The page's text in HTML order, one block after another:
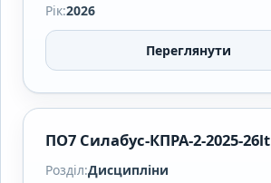
Рік:2026
Переглянути
ПО7 Силабус-КПРА-2-2025-26lt
Розділ:Дисципліни